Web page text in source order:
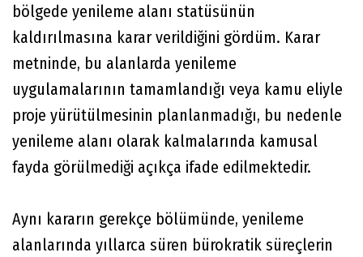
bölgede yenileme alanı statüsünün
kaldırılmasına karar verildiğini gördüm. Karar
metninde, bu alanlarda yenileme
uygulamalarının tamamlandığı veya kamu eliyle
proje yürütülmesinin planlanmadığı, bu nedenle
yenileme alanı olarak kalmalarında kamusal
fayda görülmediği açıkça ifade edilmektedir.
Aynı kararın gerekçe bölümünde, yenileme
alanlarında yıllarca süren bürokratik süreçlerin